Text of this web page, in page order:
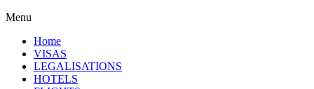
Menu
Home
VISAS
LEGALISATIONS
HOTELS